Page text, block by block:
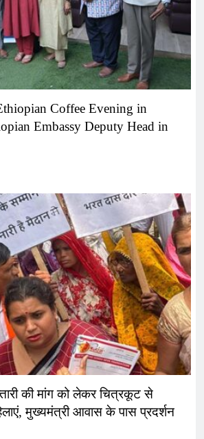
Coffee Evening in
Embassy Deputy Head in
की मांग को लेकर चित्रकूट से
मुख्यमंत्री आवास के पास प्रदर्शन